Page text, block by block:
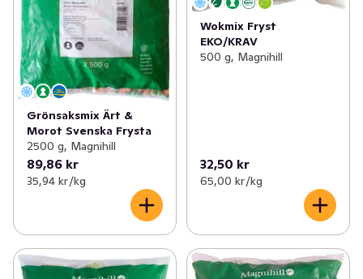
Grönsaksmix Ärt &
Morot Svenska Frysta
2500 g, Magnihill
89,86 kr
35,94 kr /kg
Wokmix Fryst
EKO/KRAV
500 g, Magnihill
32,50 kr
65,00 kr /kg